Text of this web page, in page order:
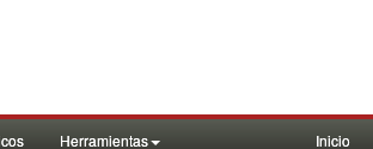
Herramientas Inicio